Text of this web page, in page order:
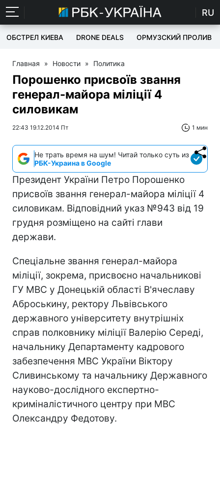
RU
ОБСТРЕЛ КИЕВА DRONE DEALS ОРМУЗСКИЙ ПРОЛИВ
Главная » Новости » Политика
Порошенко присвоїв звання
генерал-майора міліції 4
силовикам
22:43 19.12.2014 Пт 1 мин
Не трать время на шум! Читай только суть из
РБК-Украина в Google
Президент України Петро Порошенко
присвоїв звання генерал-майора міліції 4
силовикам. Відповідний указ №943 від 19
грудня розміщено на сайті глави
держави.
Спеціальне звання генерал-майора
міліції, зокрема, присвоєно начальникові
ГУ МВС у Донецькій області В'ячеславу
Аброськину, ректору Львівського
державного університету внутрішніх
справ полковнику міліції Валерію Середі,
начальнику Департаменту кадрового
забезпечення МВС України Віктору
Сливинському та начальнику Державного
науково-дослідного експертно-
криміналістичного центру при МВС
Олександру Федотову.